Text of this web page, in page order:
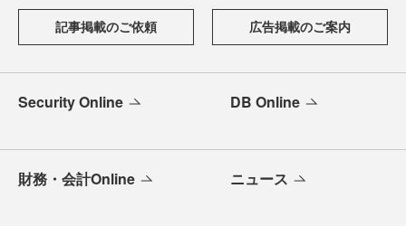
記事掲載のご依頼 広告掲載のご案内
Security Online DB Online
財務・会計Online ニュース